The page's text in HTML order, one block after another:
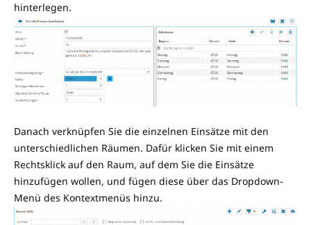
hinterlegen.
Danach verknüpfen Sie die einzelnen Einsätze mit den
unterschiedlichen Räumen. Dafür klicken Sie mit einem
Rechtsklick auf den Raum, auf dem Sie die Einsätze
hinzufügen wollen, und fügen diese über das Dropdown-
Menü des Kontextmenüs hinzu.